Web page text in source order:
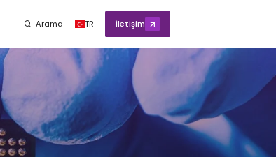
Arama TR İletişim